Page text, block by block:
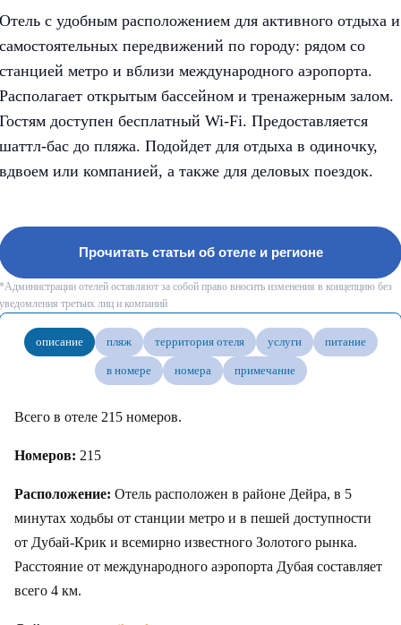
Отель с удобным расположением для активного отдыха и
самостоятельных передвижений по городу: рядом со
станцией метро и вблизи международного аэропорта.
Располагает открытым бассейном и тренажерным залом.
Гостям доступен бесплатный Wi-Fi. Предоставляется
шаттл-бас до пляжа. Подойдет для отдыха в одиночку,
вдвоем или компанией, а также для деловых поездок.
Прочитать статьи об отеле и регионе
*Администрации отелей оставляют за собой право вносить изменения в концепцию без
уведомления третьих лиц и компаний
описание пляж территория отеля услуги питание
в номере номера примечание
Всего в отеле 215 номеров.
Номеров: 215
Расположение: Отель расположен в районе Дейра, в 5
минутах ходьбы от станции метро и в пешей доступности
от Дубай-Крик и всемирно известного Золотого рынка.
Расстояние от международного аэропорта Дубая составляет
всего 4 км.